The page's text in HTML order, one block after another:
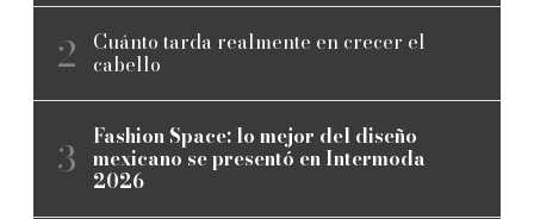
Cuánto tarda realmente en crecer el
cabello
Fashion Space: lo mejor del diseño
mexicano se presentó en Intermoda
2026